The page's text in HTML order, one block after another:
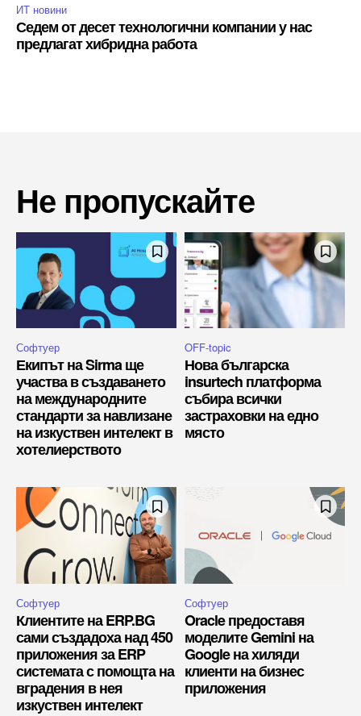
ИТ новини
Седем от десет технологични компании у нас
предлагат хибридна работа
Не пропускайте
Софтуер
Екипът на Sirma ще
участва в създаването
на международните
стандарти за навлизане
на изкуствен интелект в
хотелиерството
OFF-topic
Нова българска
insurtech платформа
събира всички
застраховки на едно
място
Софтуер
Клиентите на ERP.BG
сами създадоха над 450
приложения за ERP
системата с помощта на
вградения в нея
изкуствен интелект
Софтуер
Oracle предоставя
моделите Gemini на
Google на хиляди
клиенти на бизнес
приложения